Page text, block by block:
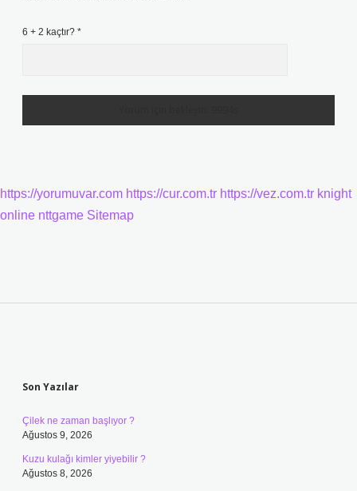
6 + 2 kaçtır? *
https://yorumuvar.com https://cur.com.tr https://vez.com.tr knight
online nttgame Sitemap
Son Yazılar
Çilek ne zaman başlıyor ?
Ağustos 9, 2026
Kuzu kulağı kimler yiyebilir ?
Ağustos 8, 2026